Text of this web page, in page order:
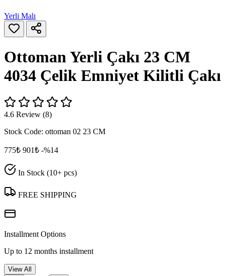
Yerli Malı
Ottoman Yerli Çakı 23 CM
4034 Çelik Emniyet Kilitli Çakı
4.6 Review (8)
Stock Code: ottoman 02 23 CM
775₺ 901₺ -%14
In Stock (10+ pcs)
FREE SHIPPING
Installment Options
Up to 12 months installment
View All